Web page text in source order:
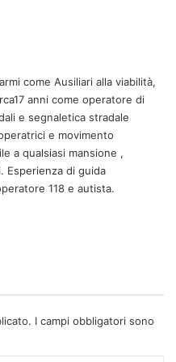
come Ausiliari alla viabilità,
anni come operatore di
e segnaletica stradale
e movimento
a qualsiasi mansione ,
Esperienza di guida
118 e autista.
I campi obbligatori sono